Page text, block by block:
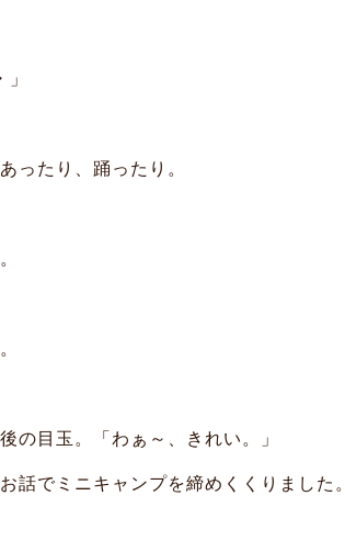
ったり、踊ったり。
の目玉。「わぁ～、きれい。」
話でミニキャンプを締めくくりました。